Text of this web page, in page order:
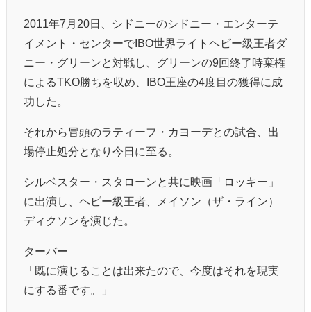
2011年7月20日、シドニーのシドニー・エンターテ
イメント・センターでIBO世界ライトヘビー級王者ダ
ニー・グリーンと対戦し、グリーンの9回終了時棄権
によるTKO勝ちを収め、IBO王座の4度目の獲得に成
功した。
それから冒頭のラティーフ・カヨーデとの試合、出
場停止処分となり今日に至る。
シルベスター・スタローンと共に映画「ロッキー」
に出演し、ヘビー級王者、メイソン（ザ・ライン）
ディクソンを演じた。
ターバー
「既に演じることは出来たので、今度はそれを現実
にする番です。」